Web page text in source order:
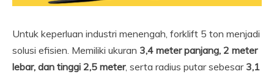
Untuk keperluan industri menengah, forklift 5 ton menjadi
solusi efisien. Memiliki ukuran 3,4 meter panjang, 2 meter
lebar, dan tinggi 2,5 meter, serta radius putar sebesar 3,1